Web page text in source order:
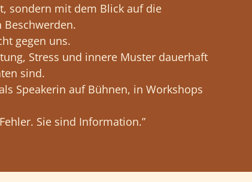
sondern mit dem Blick auf die
gegen uns.
Stress und innere Muster dauerhaft
sind.
Speakerin auf Bühnen, in Workshops
Sie sind Information.”